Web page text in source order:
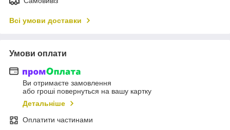
Всі умови доставки
Умови оплати
Ви отримаєте замовлення
або гроші повернуться на вашу картку
Детальніше
Оплатити частинами